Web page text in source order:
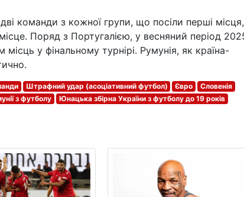
команди з кожної групи, що посіли перші
Поряд з Португалією, у весняний період
у фінальному турнірі. Румунія, як країна-
Штрафний удар (асоціативний футбол) Євро
Словенія
з футболу
Юнацька збірна України з футболу до 19 років